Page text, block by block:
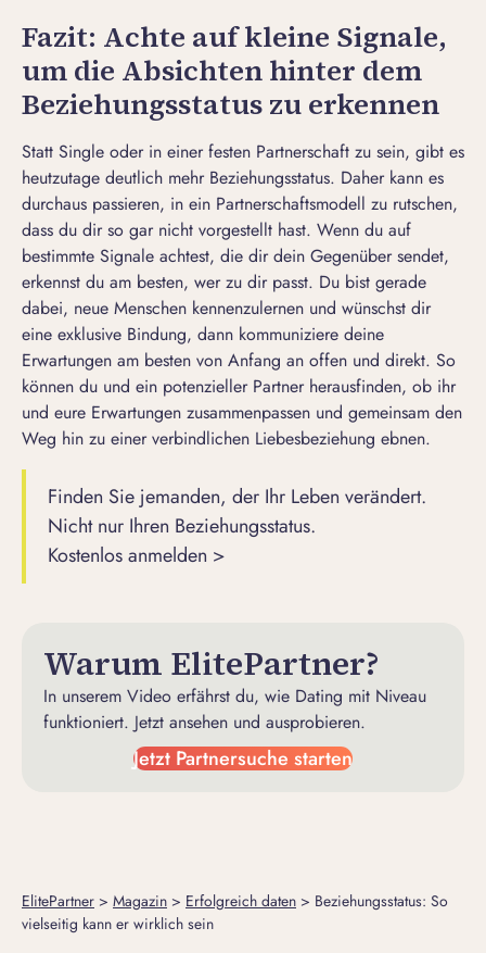
Fazit: Achte auf kleine Signale,
um die Absichten hinter dem
Beziehungsstatus zu erkennen
Statt Single oder in einer festen Partnerschaft zu sein, gibt es
heutzutage deutlich mehr Beziehungsstatus. Daher kann es
durchaus passieren, in ein Partnerschaftsmodell zu rutschen,
dass du dir so gar nicht vorgestellt hast. Wenn du auf
bestimmte Signale achtest, die dir dein Gegenüber sendet,
erkennst du am besten, wer zu dir passt. Du bist gerade
dabei, neue Menschen kennenzulernen und wünschst dir
eine exklusive Bindung, dann kommuniziere deine
Erwartungen am besten von Anfang an offen und direkt. So
können du und ein potenzieller Partner herausfinden, ob ihr
und eure Erwartungen zusammenpassen und gemeinsam den
Weg hin zu einer verbindlichen Liebesbeziehung ebnen.
Finden Sie jemanden, der Ihr Leben verändert.
Nicht nur Ihren Beziehungsstatus.
Kostenlos anmelden >
Warum ElitePartner?
In unserem Video erfährst du, wie Dating mit Niveau
funktioniert. Jetzt ansehen und ausprobieren.
Jetzt Partnersuche starten
ElitePartner > Magazin > Erfolgreich daten > Beziehungsstatus: So
vielseitig kann er wirklich sein